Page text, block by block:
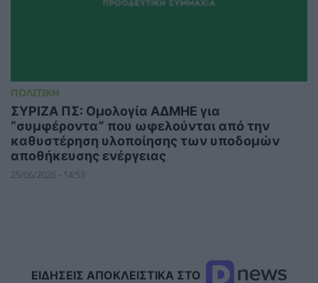
ΠΟΛΙΤΙΚΗ
ΣΥΡΙΖΑ ΠΣ: Ομολογία ΑΔΜΗΕ για
“συμφέροντα” που ωφελούνται από την
καθυστέρηση υλοποίησης των υποδομών
αποθήκευσης ενέργειας
25/06/2026 - 14:53
ΕΙΔΗΣΕΙΣ ΑΠΟΚΛΕΙΣΤΙΚΑ ΣΤΟ